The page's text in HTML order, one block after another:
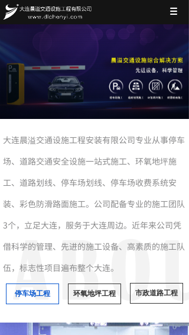
大连晨溢交通设施工程安装有限公司专业从事停车
场、道路交通安全设施一站式施工、环氧地坪施
工、道路划线、停车场划线、停车场收费系统安
装、彩色防滑路面施工。公司配备专业的施工团队
3个，立足大连，服务于大连周边。近年来公司凭
借科学的管理、先进的施工设备、高素质的施工队
伍，标志性项目遍布整个大连。
停车场工程 环氧地坪工程 市政道路工程